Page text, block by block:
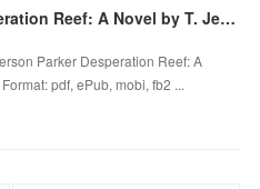
[PDF EPUB] Download Desperation Reef: A Novel by T. Jefferson Parker Full Book
Parker Desperation Reef: A
pdf, ePub, mobi, fb2 ...